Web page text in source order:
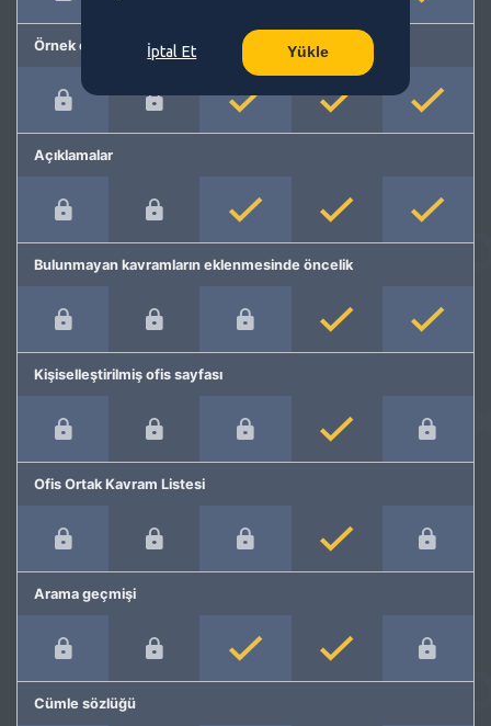
Örnek cümleler
Açıklamalar
Bulunmayan kavramların eklenmesinde öncelik
Kişiselleştirilmiş ofis sayfası
Ofis Ortak Kavram Listesi
Arama geçmişi
Cümle sözlüğü
İptal Et Yükle